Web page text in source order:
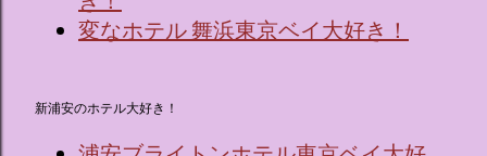
変なホテル 舞浜東京ベイ大好き！
新浦安のホテル大好き！